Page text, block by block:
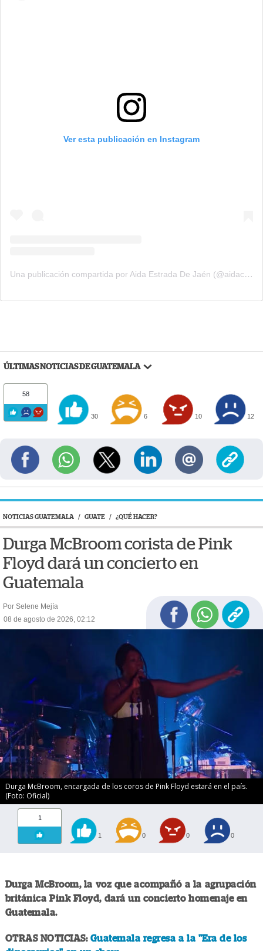
Ver esta publicación en Instagram
Una publicación compartida por Aida Estrada De Jaén (@aidacorazon)
ÚLTIMAS NOTICIAS DE GUATEMALA
58
30 6 10 12
NOTICIAS GUATEMALA / GUATE / ¿QUÉ HACER?
Durga McBroom corista de Pink
Floyd dará un concierto en
Guatemala
Por Selene Mejía
08 de agosto de 2026, 02:12
Durga McBroom, encargada de los coros de Pink Floyd estará en el país.
(Foto: Oficial)
1
1 0 0 0
Durga McBroom, la voz que acompañó a la agrupación
británica Pink Floyd, dará un concierto homenaje en
Guatemala.
OTRAS NOTICIAS: Guatemala regresa a la "Era de los